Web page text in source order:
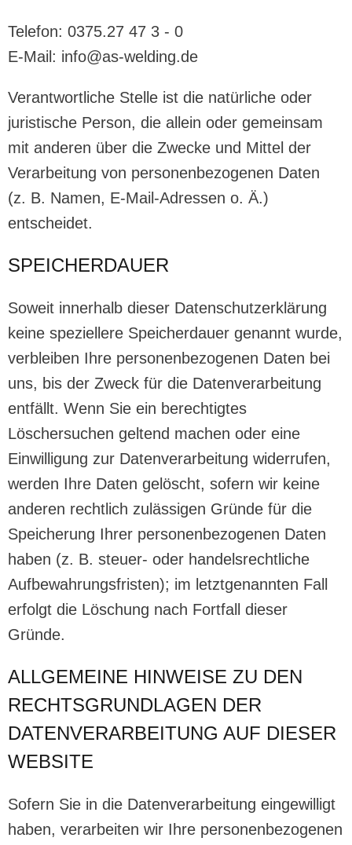
Telefon: 0375.27 47 3 - 0
E-Mail: info@as-welding.de
Verantwortliche Stelle ist die natürliche oder
juristische Person, die allein oder gemeinsam
mit anderen über die Zwecke und Mittel der
Verarbeitung von personenbezogenen Daten
(z. B. Namen, E-Mail-Adressen o. Ä.)
entscheidet.
SPEICHERDAUER
Soweit innerhalb dieser Datenschutzerklärung
keine speziellere Speicherdauer genannt wurde,
verbleiben Ihre personenbezogenen Daten bei
uns, bis der Zweck für die Datenverarbeitung
entfällt. Wenn Sie ein berechtigtes
Löschersuchen geltend machen oder eine
Einwilligung zur Datenverarbeitung widerrufen,
werden Ihre Daten gelöscht, sofern wir keine
anderen rechtlich zulässigen Gründe für die
Speicherung Ihrer personenbezogenen Daten
haben (z. B. steuer- oder handelsrechtliche
Aufbewahrungsfristen); im letztgenannten Fall
erfolgt die Löschung nach Fortfall dieser
Gründe.
ALLGEMEINE HINWEISE ZU DEN
RECHTSGRUNDLAGEN DER
DATENVERARBEITUNG AUF DIESER
WEBSITE
Sofern Sie in die Datenverarbeitung eingewilligt
haben, verarbeiten wir Ihre personenbezogenen